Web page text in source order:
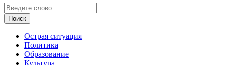
Острая ситуация
Политика
Образование
Культура